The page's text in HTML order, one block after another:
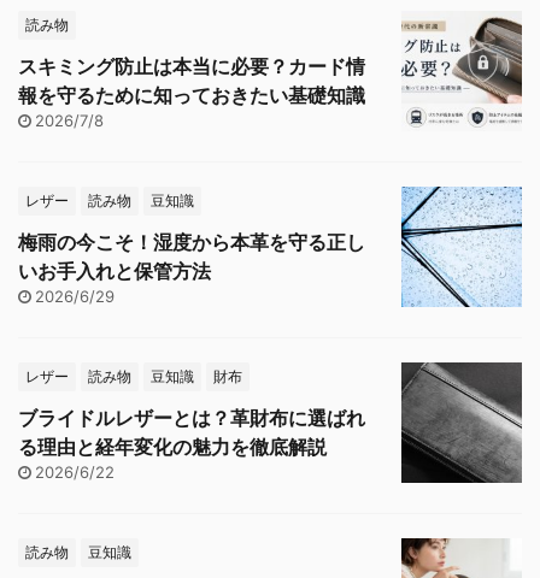
読み物
スキミング防止は本当に必要？カード情
報を守るために知っておきたい基礎知識
2026/7/8
レザー 読み物 豆知識
梅雨の今こそ！湿度から本革を守る正し
いお手入れと保管方法
2026/6/29
レザー 読み物 豆知識 財布
ブライドルレザーとは？革財布に選ばれ
る理由と経年変化の魅力を徹底解説
2026/6/22
読み物 豆知識